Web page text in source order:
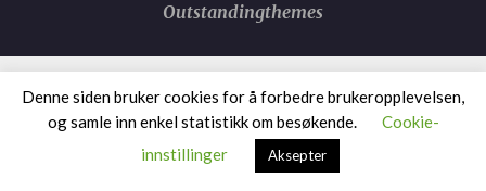
Outstandingthemes
Denne siden bruker cookies for å forbedre brukeropplevelsen,
og samle inn enkel statistikk om besøkende.
Cookie-
innstillinger
Aksepter